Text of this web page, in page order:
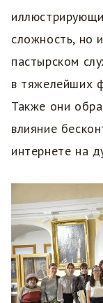
сложность, но
пастырском
в тяжелейших
Также они
влияние
интернете на